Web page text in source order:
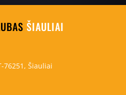
ŠIAULIAI
76251, Šiauliai